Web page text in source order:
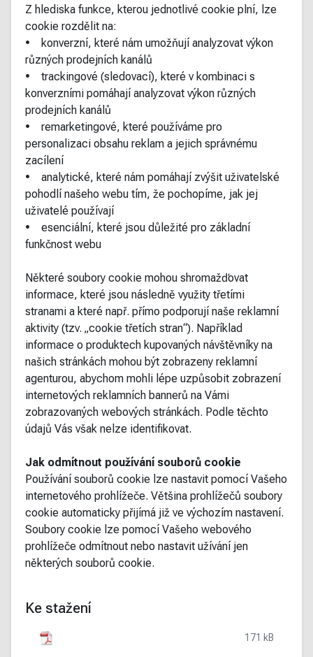
Z hlediska funkce, kterou jednotlivé cookie plní, lze
cookie rozdělit na:
• konverzní, které nám umožňují analyzovat výkon
různých prodejních kanálů
• trackingové (sledovací), které v kombinaci s
konverzními pomáhají analyzovat výkon různých
prodejních kanálů
• remarketingové, které používáme pro
personalizaci obsahu reklam a jejich správnému
zacílení
• analytické, které nám pomáhají zvýšit uživatelské
pohodlí našeho webu tím, že pochopíme, jak jej
uživatelé používají
• esenciální, které jsou důležité pro základní
funkčnost webu
Některé soubory cookie mohou shromažďovat
informace, které jsou následně využity třetími
stranami a které např. přímo podporují naše reklamní
aktivity (tzv. „cookie třetích stran“). Například
informace o produktech kupovaných návštěvníky na
našich stránkách mohou být zobrazeny reklamní
agenturou, abychom mohli lépe uzpůsobit zobrazení
internetových reklamních bannerů na Vámi
zobrazovaných webových stránkách. Podle těchto
údajů Vás však nelze identifikovat.
Jak odmítnout používání souborů cookie
Používání souborů cookie lze nastavit pomocí Vašeho
internetového prohlížeče. Většina prohlížečů soubory
cookie automaticky přijímá již ve výchozím nastavení.
Soubory cookie lze pomocí Vašeho webového
prohlížeče odmítnout nebo nastavit užívání jen
některých souborů cookie.
Ke stažení
171 kB